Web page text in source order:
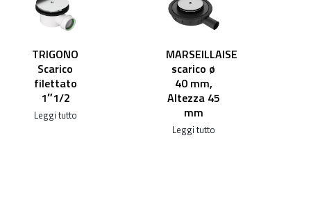
TRIGONO
Scarico
filettato
1″1/2
Leggi tutto
MARSEILLAISE
scarico ø
40 mm,
Altezza 45
mm
Leggi tutto